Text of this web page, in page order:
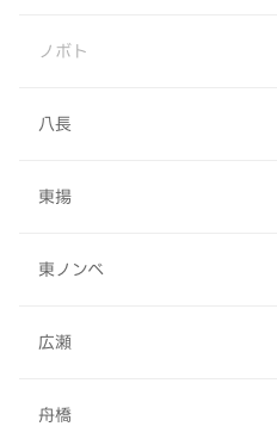
ノボト
八長
東揚
東ノンベ
広瀬
舟橋